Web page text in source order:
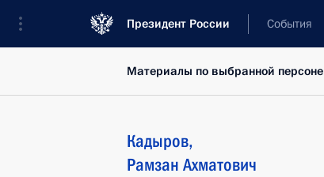
Президент России События
Материалы по выбранной персоне
Кадыров,
Рамзан Ахматович